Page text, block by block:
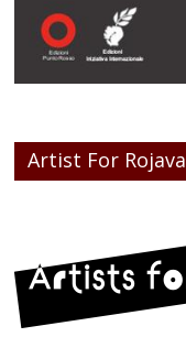
Artist For Rojava